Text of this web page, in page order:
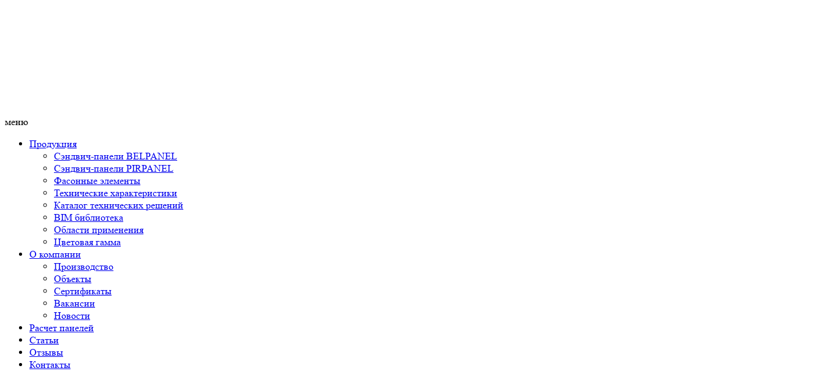
меню
Продукция
Сэндвич-панели BELPANEL
Сэндвич-панели PIRPANEL
Фасонные элементы
Технические характеристики
Каталог технических решений
BIM библиотека
Области применения
Цветовая гамма
О компании
Производство
Объекты
Сертификаты
Вакансии
Новости
Расчет панелей
Статьи
Отзывы
Контакты